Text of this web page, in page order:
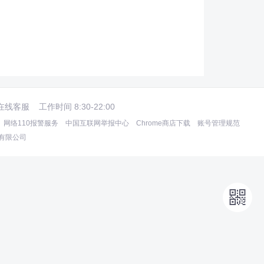

线客服 工作时间 8:30-22:00
网络110报警服务 中国互联网举报中心 Chrome商店下载
账号管理规范
限公司